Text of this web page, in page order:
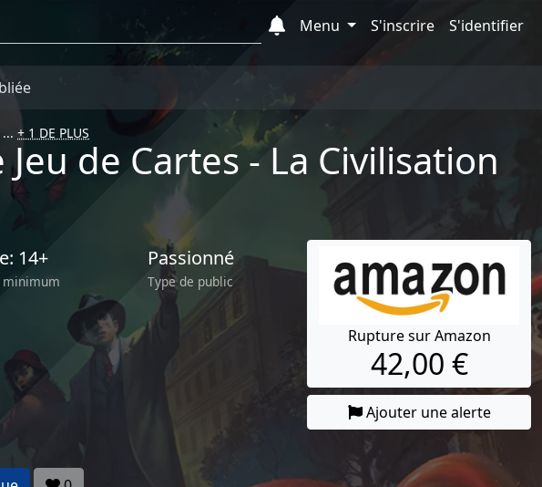
Menu
S'inscrire S'identifier
+ 1 DE PLUS
de Cartes - La Civilisation
14+
minimum
Passionné
Type de public
Rupture sur Amazon
42,00 €
Ajouter une alerte